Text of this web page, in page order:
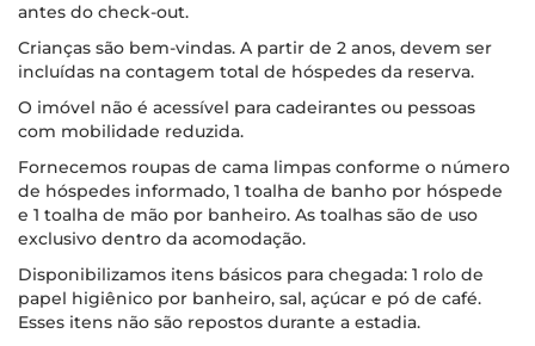
antes do check-out.
Crianças são bem-vindas. A partir de 2 anos, devem ser
incluídas na contagem total de hóspedes da reserva.
O imóvel não é acessível para cadeirantes ou pessoas
com mobilidade reduzida.
Fornecemos roupas de cama limpas conforme o número
de hóspedes informado, 1 toalha de banho por hóspede
e 1 toalha de mão por banheiro. As toalhas são de uso
exclusivo dentro da acomodação.
Disponibilizamos itens básicos para chegada: 1 rolo de
papel higiênico por banheiro, sal, açúcar e pó de café.
Esses itens não são repostos durante a estadia.